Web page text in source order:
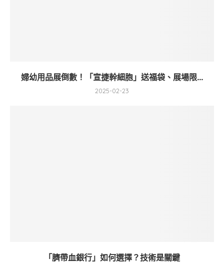
婦幼用品展倒數！「宣捷幹細胞」送福袋、展場限...
2025-02-23
「臍帶血銀行」如何選擇？技術是關鍵